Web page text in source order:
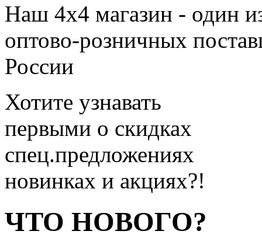
Наш 4x4 магазин - один
оптово-розничных
России
Хотите узнавать
первыми о скидках
спец.предложениях
новинках и акциях?!
ЧТО НОВОГО?